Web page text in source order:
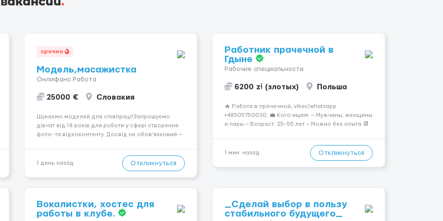
срочно
Модель,масажистка
Онлифанс Работа
25000 € Словакия
Шукаємо моделей для співпраці!Запрошуємо
дівчат від 18 років для роботи у сфері створення
фото- та відеоконтенту. Досвід не обов’язковий —
конфіденційність і професійну підтримку.
Працюємо офіційно, поважаємо особ...
1 день назад Откликнуться
Работник прачечной в
Гдыне
Рабочие специальности
6200 zł (злотых) Польша
🔥 Работа в прачечной, viber/whatsapp
+48505750030; 💼 Кого ищем: — Мужчины, женщины
и пары — Возраст: 25–55 лет — Можно без опыта 📆
1 мин. назад
Откликнуться
Вокалистки, хостес для
работы в клубе.
_Сделай выбор в пользу
стабильного будущего_